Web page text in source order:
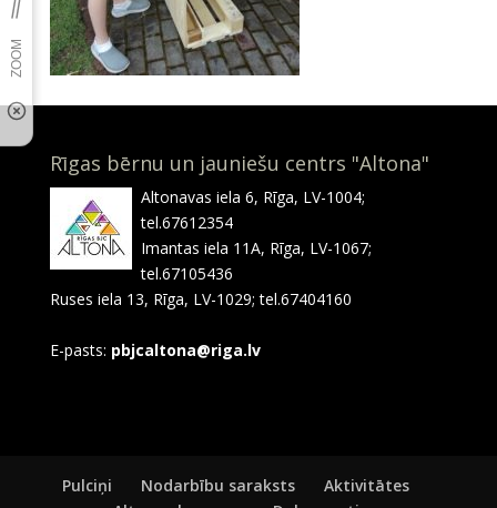
Rīgas bērnu un jauniešu centrs "Altona"
Altonavas iela 6, Rīga, LV-1004;
tel.67612354
Imantas iela 11A, Rīga, LV-1067;
tel.67105436
Ruses iela 13, Rīga, LV-1029; tel.67404160
E-pasts: pbjcaltona@riga.lv
Pulciņi Nodarbību saraksts
Aktivitātes